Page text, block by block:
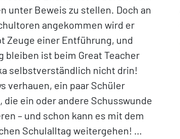
unter Beweis zu stellen. Doch an
angekommen wird er
Zeuge einer Entführung, und
bleiben ist beim Great Teacher
selbstverständlich nicht drin!
verhauen, ein paar Schüler
die ein oder andere Schusswunde
– und schon kann es mit dem
Schulalltag weitergehen! …